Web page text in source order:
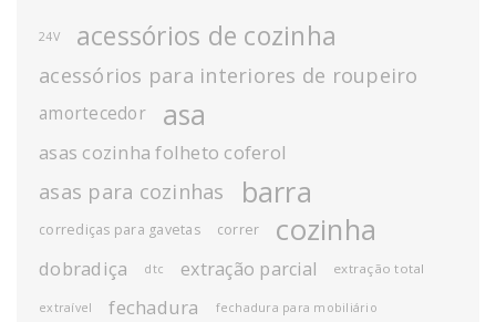
24V acessórios de cozinha
acessórios para interiores de roupeiro
amortecedor asa
asas cozinha folheto coferol
asas para cozinhas barra
corrediças para gavetas correr cozinha
dobradiça dtc extração parcial extração total
extraível fechadura fechadura para mobiliário